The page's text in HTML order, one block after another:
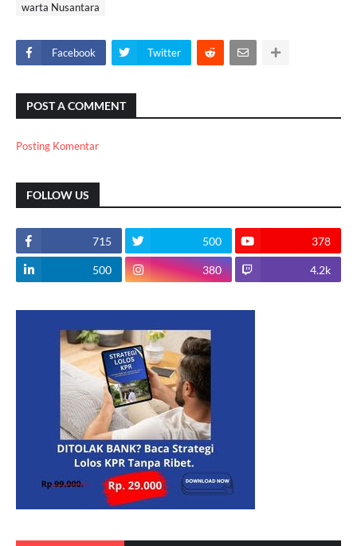
warta Nusantara
Facebook Twitter
POST A COMMENT
Posting Komentar
FOLLOW US
715 500 378
500 380 4.2k